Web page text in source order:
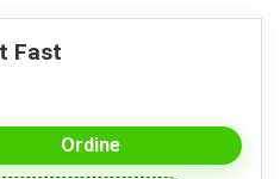
Fast
Ordine